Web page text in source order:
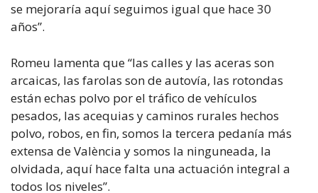
se mejoraría aquí seguimos igual que hace 30
años”.
Romeu lamenta que “las calles y las aceras son
arcaicas, las farolas son de autovía, las rotondas
están echas polvo por el tráfico de vehículos
pesados, las acequias y caminos rurales hechos
polvo, robos, en fin, somos la tercera pedanía más
extensa de València y somos la ninguneada, la
olvidada, aquí hace falta una actuación integral a
todos los niveles”.